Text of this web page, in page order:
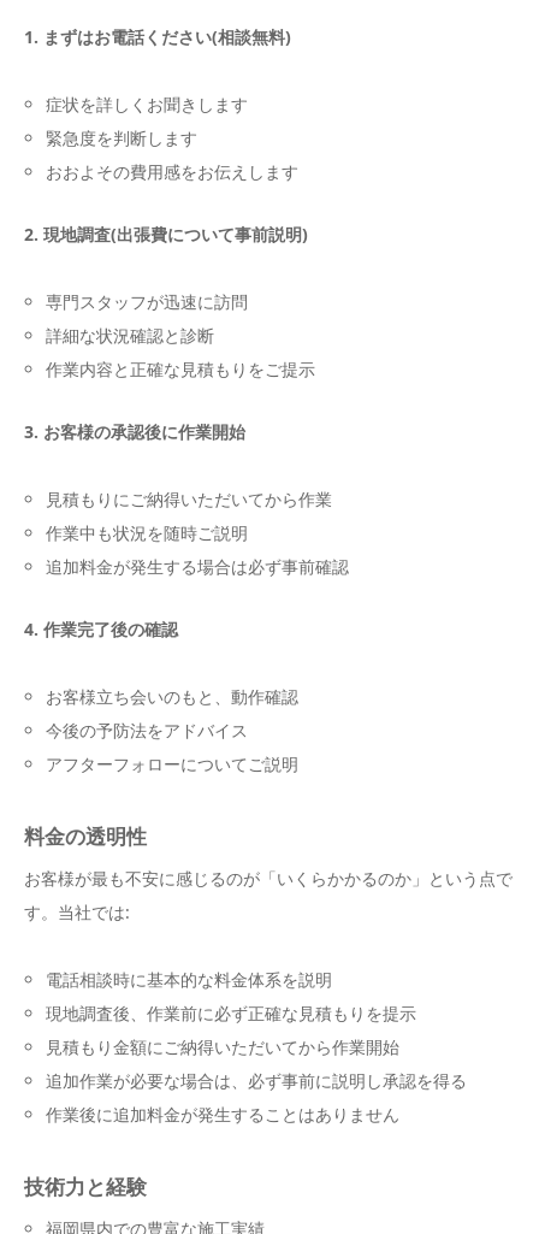
1. まずはお電話ください(相談無料)
症状を詳しくお聞きします
緊急度を判断します
おおよその費用感をお伝えします
2. 現地調査(出張費について事前説明)
専門スタッフが迅速に訪問
詳細な状況確認と診断
作業内容と正確な見積もりをご提示
3. お客様の承認後に作業開始
見積もりにご納得いただいてから作業
作業中も状況を随時ご説明
追加料金が発生する場合は必ず事前確認
4. 作業完了後の確認
お客様立ち会いのもと、動作確認
今後の予防法をアドバイス
アフターフォローについてご説明
料金の透明性
お客様が最も不安に感じるのが「いくらかかるのか」という点で
す。当社では:
電話相談時に基本的な料金体系を説明
現地調査後、作業前に必ず正確な見積もりを提示
見積もり金額にご納得いただいてから作業開始
追加作業が必要な場合は、必ず事前に説明し承認を得る
作業後に追加料金が発生することはありません
技術力と経験
福岡県内での豊富な施工実績